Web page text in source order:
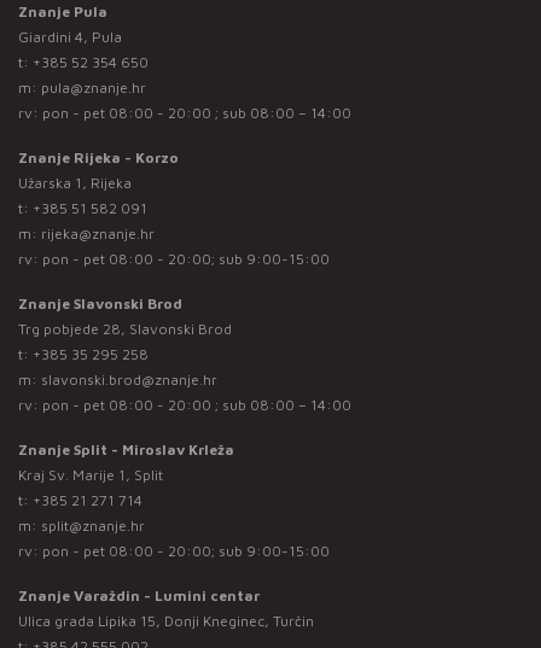
Znanje Pula
Giardini 4, Pula
t: +385 52 354 650
m: pula@znanje.hr
rv: pon - pet 08:00 - 20:00 ; sub 08:00 – 14:00
Znanje Rijeka - Korzo
Užarska 1, Rijeka
t: +385 51 582 091
m: rijeka@znanje.hr
rv: pon - pet 08:00 - 20:00; sub 9:00-15:00
Znanje Slavonski Brod
Trg pobjede 28, Slavonski Brod
t: +385 35 295 258
m: slavonski.brod@znanje.hr
rv: pon - pet 08:00 - 20:00 ; sub 08:00 – 14:00
Znanje Split - Miroslav Krleža
Kraj Sv. Marije 1, Split
t: +385 21 271 714
m: split@znanje.hr
rv: pon - pet 08:00 - 20:00; sub 9:00-15:00
Znanje Varaždin - Lumini centar
Ulica grada Lipika 15, Donji Kneginec, Turčin